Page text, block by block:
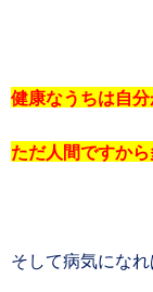
健康なうちは自分
ただ人間ですか
そして病気にな